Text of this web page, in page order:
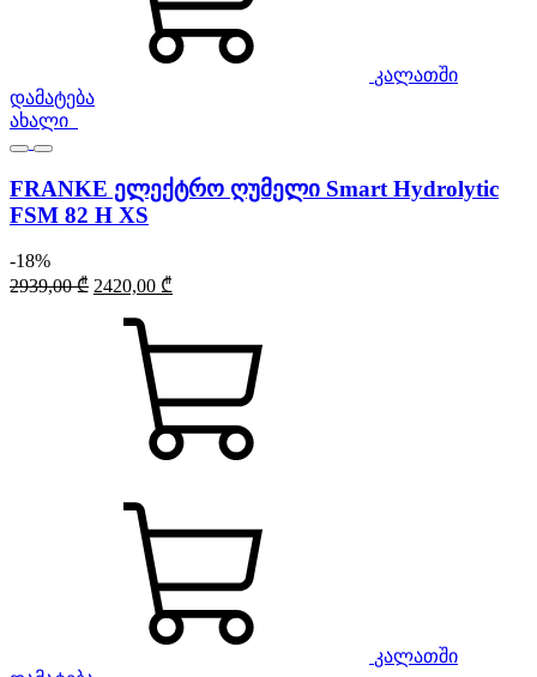
კალათში
დამატება
ახალი
FRANKE ელექტრო ღუმელი Smart Hydrolytic
FSM 82 H XS
-18%
2939,00₾ Original
was:
2939,00 ₾.
2420,00 ₾
2420,00 ₾.
კალათში